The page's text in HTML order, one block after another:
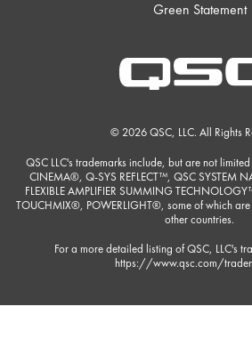
Green Statement
© 2026 QSC, LLC. All Rights
QSC LLC's trademarks include, but are not
CINEMA®, Q-SYS REFLECT™, QSC SYSTEM
FLEXIBLE AMPLIFIER SUMMING
TOUCHMIX®, POWERLIGHT®, some of which
other countries.
For a more detailed listing of QSC, LLC's
https://www.qsc.com/